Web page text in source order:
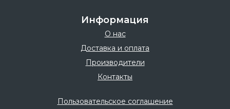
Информация
О нас
Доставка и оплата
Производители
Контакты
Пользовательское соглашение